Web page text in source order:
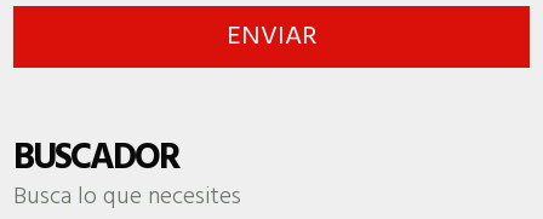
BUSCADOR
Busca lo que necesites